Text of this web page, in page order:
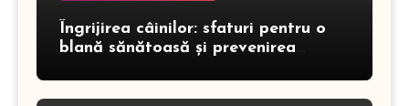
Îngrijirea câinilor: sfaturi pentru o
blană sănătoasă și prevenirea